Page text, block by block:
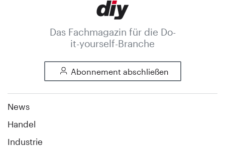
Das Fachmagazin für die Do-
it-yourself-Branche
Abonnement abschließen
News
Handel
Industrie